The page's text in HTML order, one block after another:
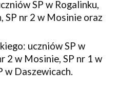
SP w Rogalinku,
SP nr 2 w Mosinie oraz
uczniów SP w
2 w Mosinie, SP nr 1 w
w Daszewicach.